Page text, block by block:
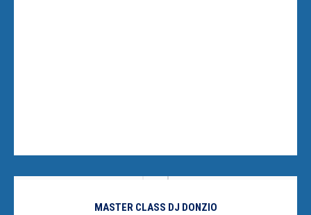
MASTER CLASS DJ DONZIO